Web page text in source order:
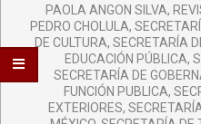
PAOLA ANGON SILVA,
PEDRO CHOLULA,
DE CULTURA, SECRETARÍA
EDUCACIÓN PÚBLICA,
SECRETARÍA DE
FUNCIÓN PUBLICA,
EXTERIORES,